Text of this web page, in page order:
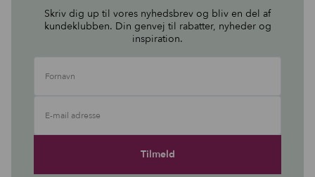
Skriv dig up til vores nyhedsbrev og bliv en del af
kundeklubben. Din genvej til rabatter, nyheder og
inspiration.
Fornavn
E-mail adresse